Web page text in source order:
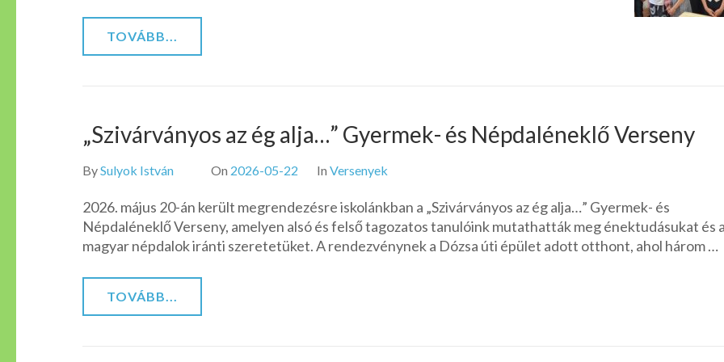
TOVÁBB...
„Szivárványos az ég alja…” Gyermek- és Népdaléneklő Verseny
BySulyok István On 2026-05-22 In Versenyek
2026. május 20-án került megrendezésre iskolánkban a „Szivárványos az ég alja…” Gyermek- és
Népdaléneklő Verseny, amelyen alsó és felső tagozatos tanulóink mutathatták meg énektudásukat és
magyar népdalok iránti szeretetüket. A rendezvénynek a Dózsa úti épület adott otthont, ahol három …
TOVÁBB...